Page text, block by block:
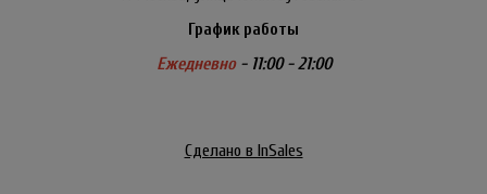
График работы
Ежедневно- 11:00 - 21:00
Сделано в InSales